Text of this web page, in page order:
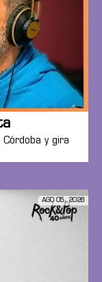
y gira
AGO 05, 2026